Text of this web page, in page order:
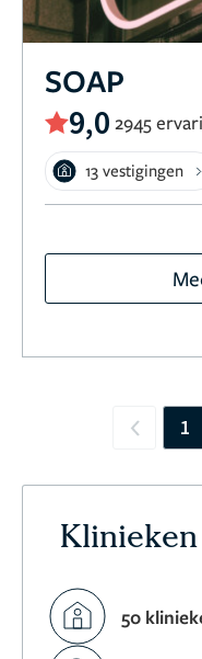
SOAP
9,0 2945
13 vestigingen
Previous
1
50